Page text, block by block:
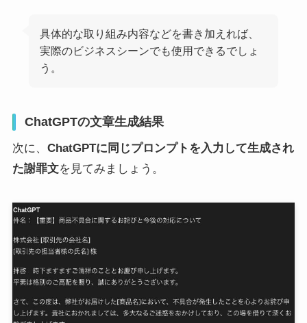
具体的な取り組み内容などを書き加えれば、
実際のビジネスシーンでも使用できるでしょ
う。
ChatGPTの文章生成結果
次に、 ChatGPTに同じプロンプトを入力して生成され
た謝罪文を見てみましょう。